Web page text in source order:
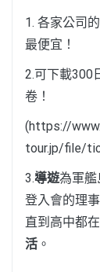
1. 各家公司
最便宜！
2.可下載300
卷！
(https://
tour.jp/file/
3.導遊為軍艦
登入會的理
直到高中都在
活 。